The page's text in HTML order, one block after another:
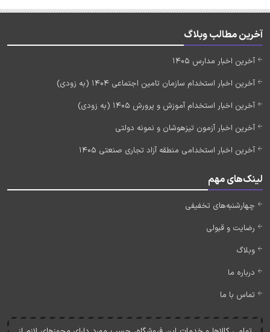
آخرین مطالب وبلاگ
آخرین اخبار مدارس 1405
آخرین اخبار استخدام سازمان تامین اجتماعی 1404 (به زودی)
آخرین اخبار استخدام آموزش و پرورش 1405 (به زودی)
آخرین اخبار آزمون تیزهوشان و نمونه دولتی
آخرین اخبار استخدامی منطقه آزاد تجاری صنعتی 1405
لینک‌های مهم
چهارشنبه‌های تخفیفی
رضایت و قبولی
وبلاگ
درباره ما
تماس با ما